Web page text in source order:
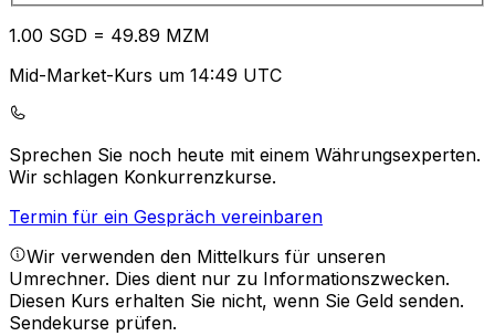
1.00 SGD = 49.89 MZM
Mid-Market-Kurs um 14:49 UTC
Sprechen Sie noch heute mit einem Währungsexperten.
Wir schlagen Konkurrenzkurse.
Termin für ein Gespräch vereinbaren
Wir verwenden den Mittelkurs für unseren
Umrechner. Dies dient nur zu Informationszwecken.
Diesen Kurs erhalten Sie nicht, wenn Sie Geld senden.
Sendekurse prüfen.